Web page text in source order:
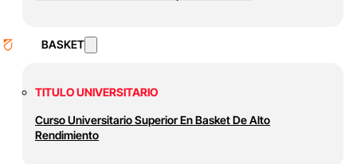
BASKET
TITULO UNIVERSITARIO
Curso Universitario Superior En Basket De Alto
Rendimiento